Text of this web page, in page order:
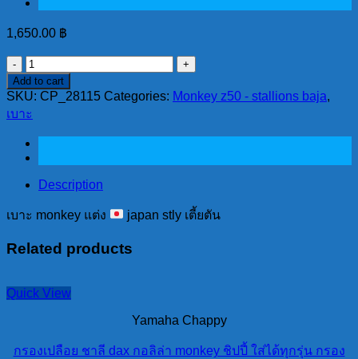
1,650.00 ฿
เบาะ
monkey
แต่ง
stly
เตี้ย
ตัน
Add to cart
SKU: CP_28115 Categories: Monkey z50 - stallions baja,
เบาะ
Description
เบาะ monkey แต่ง japan stly เตี้ยตัน
Related products
Quick View
Yamaha Chappy
กรองเปลือย ชาลี dax กอลิล่า monkey ชิปปี้ ใส่ได้ทุกรุ่น กรอง